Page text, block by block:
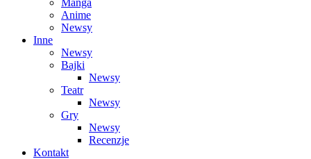
Manga
Anime
Newsy
Inne
Newsy
Bajki
Newsy
Teatr
Newsy
Gry
Newsy
Recenzje
Kontakt